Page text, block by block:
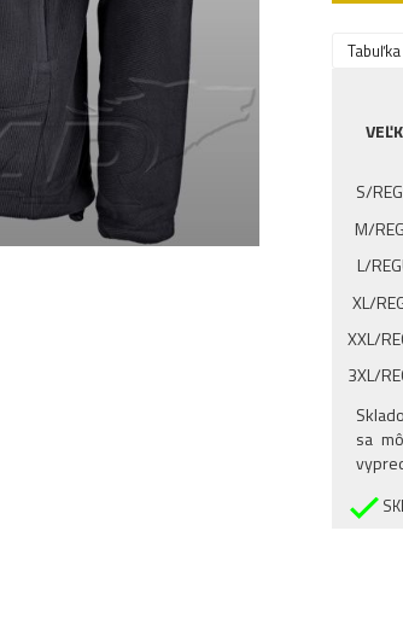
S/
M/
L/
XL/
XXL/
3XL/
4XL/
sa